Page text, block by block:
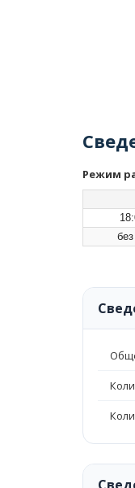
Режим